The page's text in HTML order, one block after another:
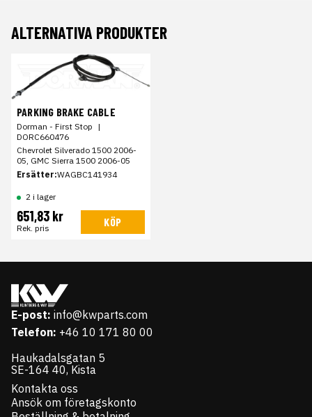
ALTERNATIVA PRODUKTER
PARKING BRAKE CABLE
Dorman - First Stop |
DORC660476
Chevrolet Silverado 1500 2006-
05, GMC Sierra 1500 2006-05
Ersätter:WAGBC141934
2 i lager
651,83 kr
Rek. pris KÖP
E-post: info@kwparts.com
Telefon: +46 10 171 80 00
Haukadalsgatan 5
SE-164 40, Kista
Kontakta oss
Ansök om företagskonto